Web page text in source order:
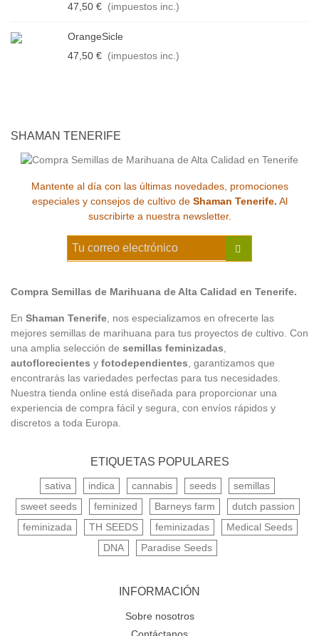
47,50 € (impuestos inc.)
OrangeSicle
47,50 € (impuestos inc.)
SHAMAN TENERIFE
Mantente al día con las últimas novedades, promociones
especiales y consejos de cultivo de Shaman Tenerife. Al
suscribirte a nuestra newsletter.
Compra Semillas de Marihuana de Alta Calidad en Tenerife.
En Shaman Tenerife , nos especializamos en ofrecerte las
mejores semillas de marihuana para tus proyectos de cultivo. Con
una amplia selección de semillas feminizadas
autoflorecientes y fotodependientes , garantizamos que
encontrarás las variedades perfectas para tus necesidades.
Nuestra tienda online está diseñada para proporcionar una
experiencia de compra fácil y segura, con envíos rápidos y
discretos a toda Europa.
ETIQUETAS POPULARES
sativa indica cannabis seeds
semillas
sweet seeds
feminized Barneys farm
dutch passion
feminizada
TH SEEDS feminizadas
Medical Seeds
DNA
Paradise Seeds
INFORMACIÓN
Sobre nosotros